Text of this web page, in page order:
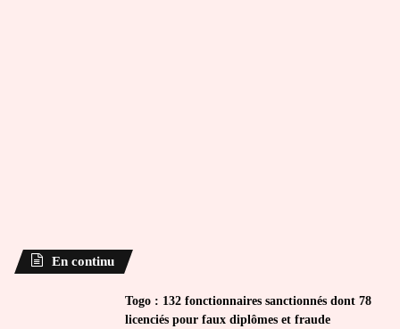
En continu
Togo : 132 fonctionnaires sanctionnés dont 78
licenciés pour faux diplômes et fraude